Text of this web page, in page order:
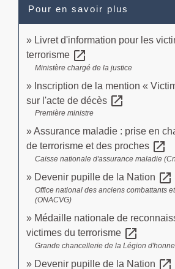
Pour en savoir plus
Livret d'information pour les
terrorisme open_in_new
Ministère chargé de la justice
Inscription de la mention «
sur l'acte de décès open_in_new
Première ministre
Assurance maladie : prise en
de terrorisme et des proches open_in_new
Caisse nationale d'assurance maladie
Devenir pupille de la Nation open_in_new
Office national des anciens combattants
(ONACVG)
Médaille nationale de
victimes du terrorisme open_in_new
Grande chancellerie de la Légion
Devenir pupille de la Nation open_in_new